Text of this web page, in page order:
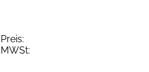
Preis:
MWSt: